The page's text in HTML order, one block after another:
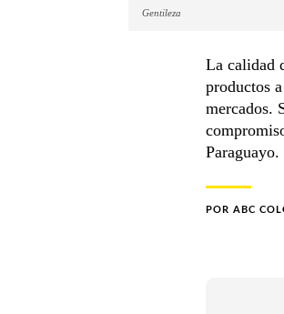
Gentileza
La calidad
productos
mercados.
Paraguayo.
POR ABC